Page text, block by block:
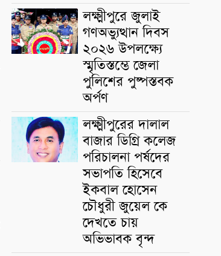
লক্ষ্মীপুরে জুলাই
গণঅভ্যুত্থান দিবস
২০২৬ উপলক্ষ্যে
স্মৃতিস্তম্ভে জেলা
পুলিশের পুষ্পস্তবক
অর্পণ
লক্ষ্মীপুরের দালাল
বাজার ডিগ্রি কলেজ
পরিচালনা পর্ষদের
সভাপতি হিসেবে
ইকবাল হোসেন
চৌধুরী জুয়েল কে
দেখতে চায়
অভিভাবক বৃন্দ